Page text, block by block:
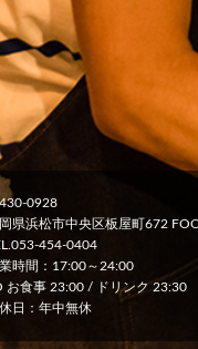
0928
県浜松市中央区板屋町672
454-0404
時間：17:00～24:00
お食事 23:00 / ドリンク 23:30
日：年中無休